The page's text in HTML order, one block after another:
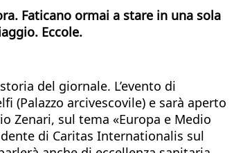
Faticano ormai a stare in una sola
Eccole.
del giornale. L’evento di
(Palazzo arcivescovile) e sarà aperto
Zenari, sul tema «Europa e Medio
di Caritas Internationalis sul